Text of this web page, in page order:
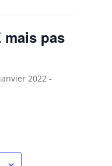
mais pas
2022 -